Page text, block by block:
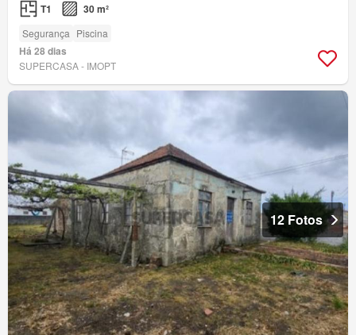
T1 30 m²
Segurança Piscina
Há 28 dias
SUPERCASA - IMOPT
12 Fotos